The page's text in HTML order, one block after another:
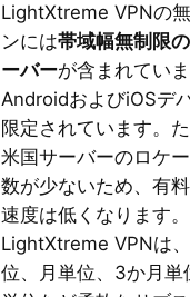
LightXtreme VPNの
ンには帯域幅無制限
ーバーが含まれていま
AndroidおよびiOSデ
限定されています。た
米国サーバーのロケ
数が少ないため、有
速度は低くなります。
LightXtreme VPNは
位、月単位、3か月単